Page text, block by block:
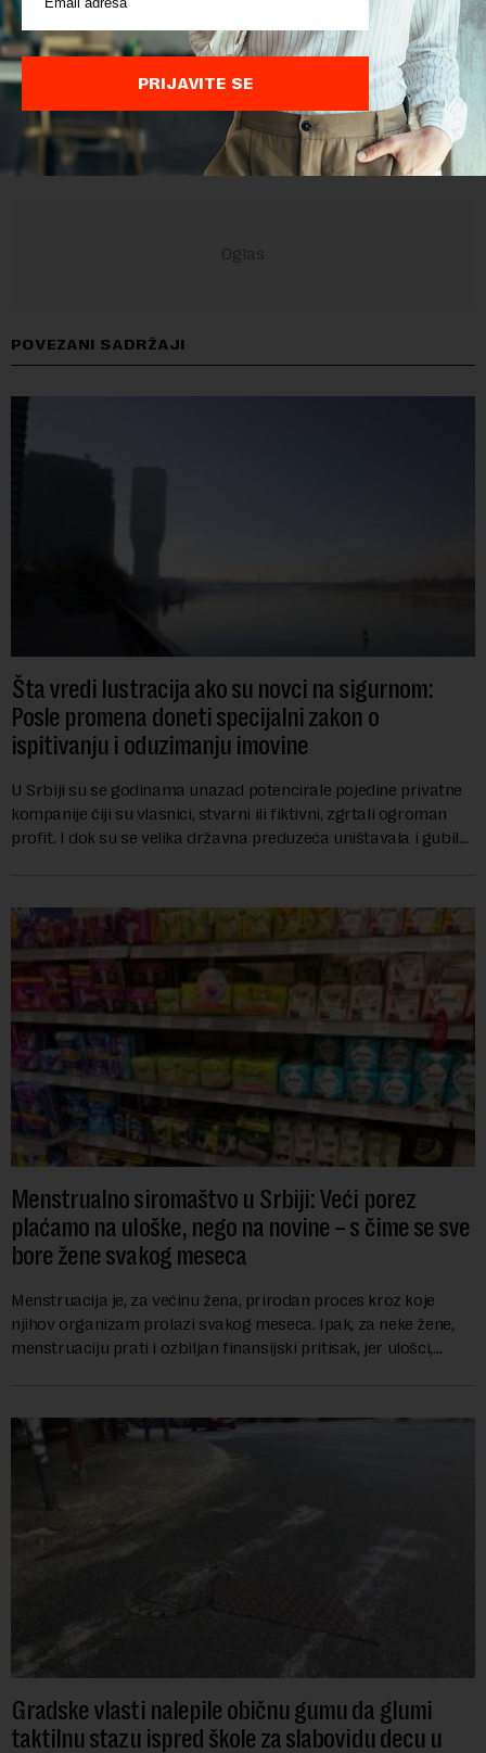
POVEZANI SADRŽAJI
Šta vredi lustracija ako su novci na sigurnom:
Posle promena doneti specijalni zakon o
ispitivanju i oduzimanju imovine
U Srbiji su se godinama unazad potencirale pojedine privatne
kompanije čiji su vlasnici, stvarni ili fiktivni, zgrtali ogroman
profit. I dok su se velika državna preduzeća uništavala i gubila
Menstrualno siromaštvo u Srbiji: Veći porez
plaćamo na uloške, nego na novine – s čime se sve
bore žene svakog meseca
Menstruacija je, za većinu žena, prirodan proces kroz koje
njihov organizam prolazi svakog meseca. Ipak, za neke žene,
menstruaciju prati i ozbiljan finansijski pritisak, jer ulošci,
Gradske vlasti nalepile običnu gumu da glumi
taktilnu stazu ispred škole za slabovidu decu u
PRIJAVITE SE